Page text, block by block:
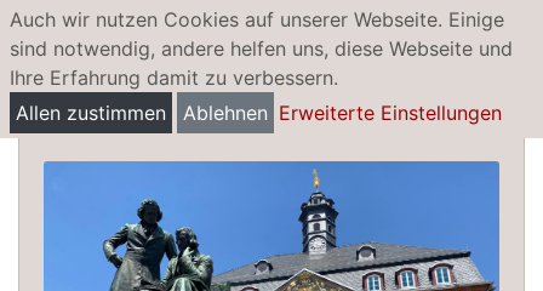
Auch wir nutzen Cookies auf unserer Webseite. Einige
sind notwendig, andere helfen uns, diese Webseite und
Ihre Erfahrung damit zu verbessern.
Allen zustimmen
Ablehnen Erweiterte Einstellungen
Museen